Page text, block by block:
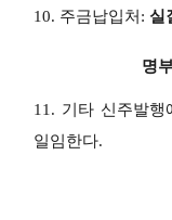
10. 주금납입처: 실
명
11. 기타 신주발행
일임한다.